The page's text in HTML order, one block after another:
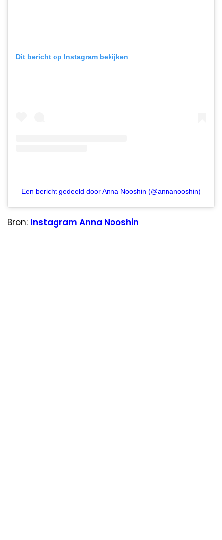
Dit bericht op Instagram bekijken
Een bericht gedeeld door Anna Nooshin (@annanooshin)
Bron: Instagram Anna Nooshin